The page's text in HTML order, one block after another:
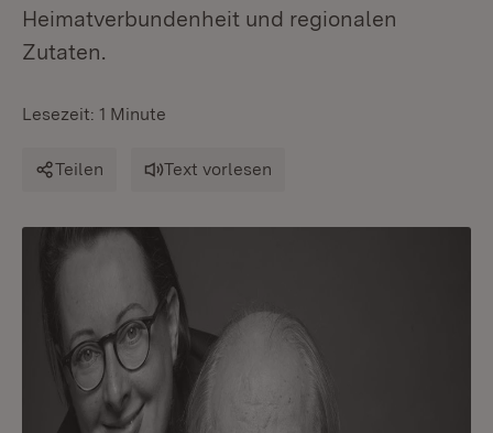
Heimatverbundenheit und regionalen
Zutaten.
Lesezeit: 1 Minute
Teilen Text vorlesen